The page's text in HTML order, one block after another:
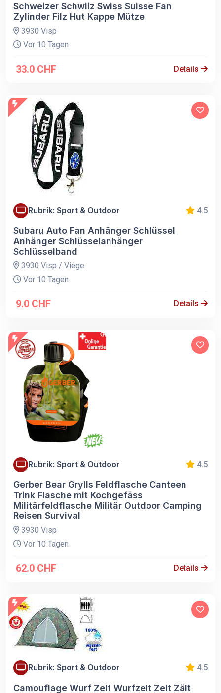
Schweizer Schwiiz Swiss Suisse Fan
Zylinder Filz Hut Kappe Mütze
3930 Visp
Vor 10 Tagen
33.0 CHF Details
Rubrik: Sport & Outdoor 4.5
Subaru Auto Fan Anhänger Schlüssel
Anhänger Schlüsselanhänger
Schlüsselband
3930 Visp / Viége
Vor 10 Tagen
9.0 CHF Details
Rubrik: Sport & Outdoor 4.5
Gerber Bear Grylls Feldflasche Canteen
Trink Flasche mit Kochgefäss
Militärfeldflasche Militär Outdoor Camping
Reisen Survival
3930 Visp
Vor 10 Tagen
62.0 CHF Details
Rubrik: Sport & Outdoor 4.5
Camouflage Wurf Zelt Wurfzelt Zelt Zält